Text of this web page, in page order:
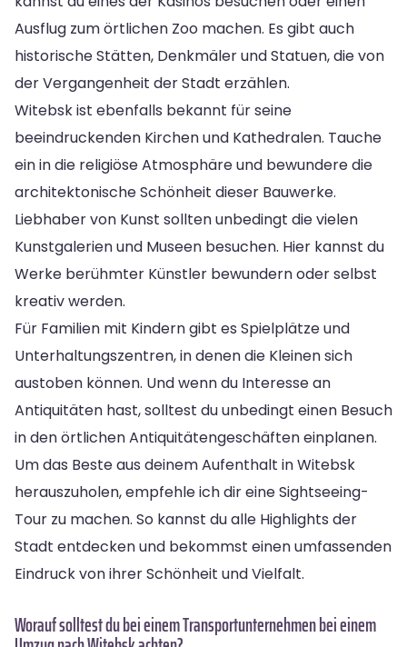
Ausflug zum örtlichen Zoo machen. Es gibt auch
historische Stätten, Denkmäler und Statuen, die von
der Vergangenheit der Stadt erzählen.
Witebsk ist ebenfalls bekannt für seine
beeindruckenden Kirchen und Kathedralen. Tauche
ein in die religiöse Atmosphäre und bewundere die
architektonische Schönheit dieser Bauwerke.
Liebhaber von Kunst sollten unbedingt die vielen
Kunstgalerien und Museen besuchen. Hier kannst du
Werke berühmter Künstler bewundern oder selbst
kreativ werden.
Für Familien mit Kindern gibt es Spielplätze und
Unterhaltungszentren, in denen die Kleinen sich
austoben können. Und wenn du Interesse an
Antiquitäten hast, solltest du unbedingt einen Besuch
in den örtlichen Antiquitätengeschäften einplanen.
Um das Beste aus deinem Aufenthalt in Witebsk
herauszuholen, empfehle ich dir eine Sightseeing-
Tour zu machen. So kannst du alle Highlights der
Stadt entdecken und bekommst einen umfassenden
Eindruck von ihrer Schönheit und Vielfalt.
Worauf solltest du bei einem Transportunternehmen bei einem